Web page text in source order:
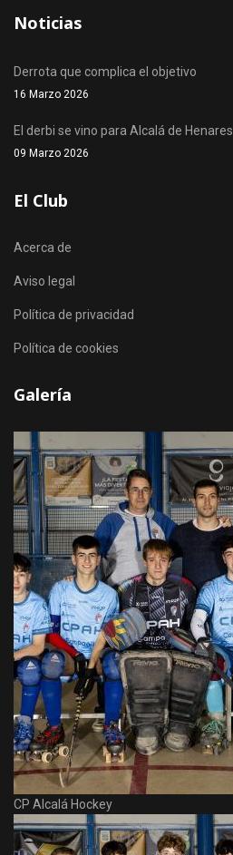
Noticias
Derrota que complica el objetivo
16 Marzo 2026
El derbi se vino para Alcalá de Henares
09 Marzo 2026
El Club
Acerca de
Aviso legal
Política de privacidad
Política de cookies
Galería
CP Alcalá Hockey